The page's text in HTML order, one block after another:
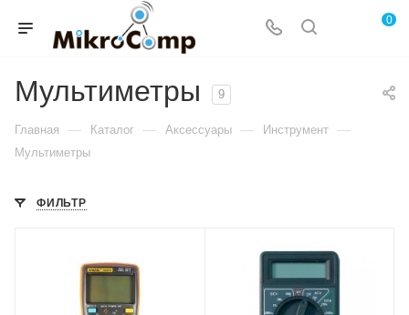
0
Мультиметры 9
Главная — Каталог — Аксессуары — Инструмент —
Мультиметры
ФИЛЬТР